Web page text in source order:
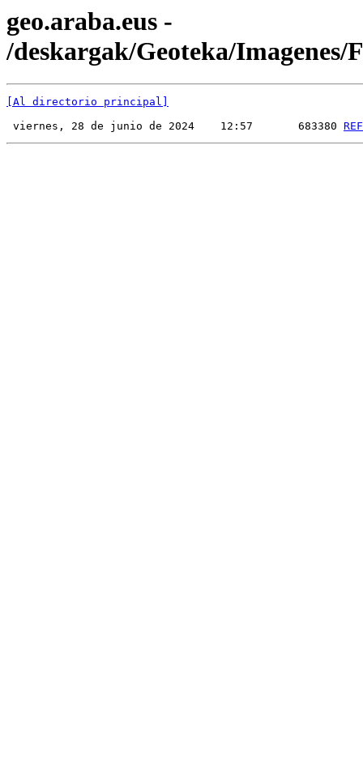
geo.araba.eus -
/deskargak/Geoteka/Imagenes/
[Al directorio principal]
viernes, 28 de junio de 2024    12:57       683380